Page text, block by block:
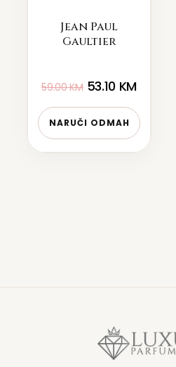
Jean Paul
Gaultier
59.00KM 53.10 KM
NARUČI ODMAH